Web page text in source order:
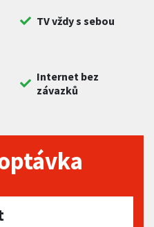
TV vždy s sebou
Internet bez
závazků